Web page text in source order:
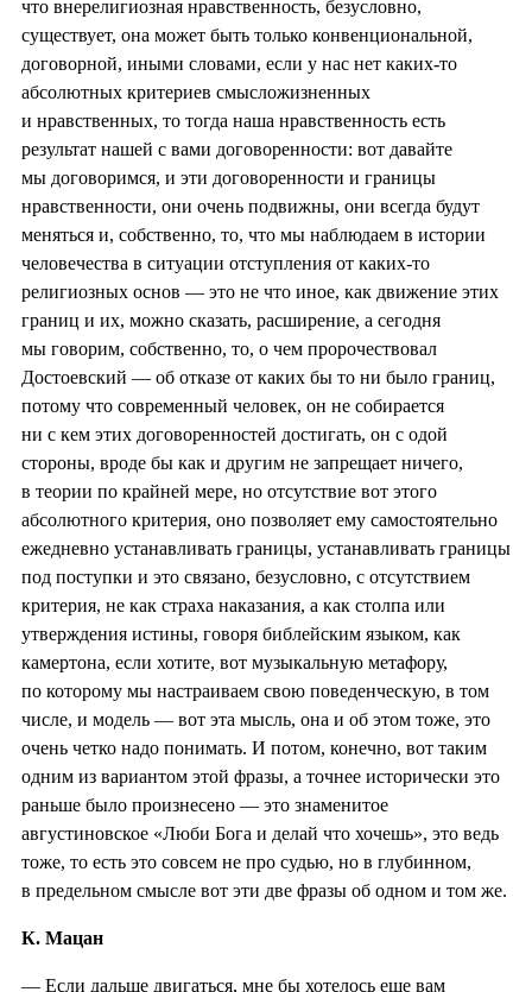
что внерелигиозная нравственность, безусловно,
существует, она может быть только конвенциональной,
договорной, иными словами, если у нас нет каких-то
абсолютных критериев смысложизненных
и нравственных, то тогда наша нравственность есть
результат нашей с вами договоренности: вот давайте
мы договоримся, и эти договоренности и границы
нравственности, они очень подвижны, они всегда будут
меняться и, собственно, то, что мы наблюдаем в истории
человечества в ситуации отступления от каких-то
религиозных основ — это не что иное, как движение этих
границ и их, можно сказать, расширение, а сегодня
мы говорим, собственно, то, о чем пророчествовал
Достоевский — об отказе от каких бы то ни было границ,
потому что современный человек, он не собирается
ни с кем этих договоренностей достигать, он с одой
стороны, вроде бы как и другим не запрещает ничего,
в теории по крайней мере, но отсутствие вот этого
абсолютного критерия, оно позволяет ему самостоятельно
ежедневно устанавливать границы, устанавливать границы
под поступки и это связано, безусловно, с отсутствием
критерия, не как страха наказания, а как столпа или
утверждения истины, говоря библейским языком, как
камертона, если хотите, вот музыкальную метафору,
по которому мы настраиваем свою поведенческую, в том
числе, и модель — вот эта мысль, она и об этом тоже, это
очень четко надо понимать. И потом, конечно, вот таким
одним из вариантом этой фразы, а точнее исторически это
раньше было произнесено — это знаменитое
августиновское «Люби Бога и делай что хочешь», это ведь
тоже, то есть это совсем не про судью, но в глубинном,
в предельном смысле вот эти две фразы об одном и том же.
К. Мацан
— Если дальше двигаться, мне бы хотелось еще вам